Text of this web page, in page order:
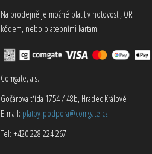
Na prodejně je možné platit v hotovosti, QR
kódem, nebo platebními kartami.
Comgate, a.s.
Gočárova třída 1754 / 48b, Hradec Králové
E-mail: platby-podpora@comgate.cz
Tel: +420 228 224 267